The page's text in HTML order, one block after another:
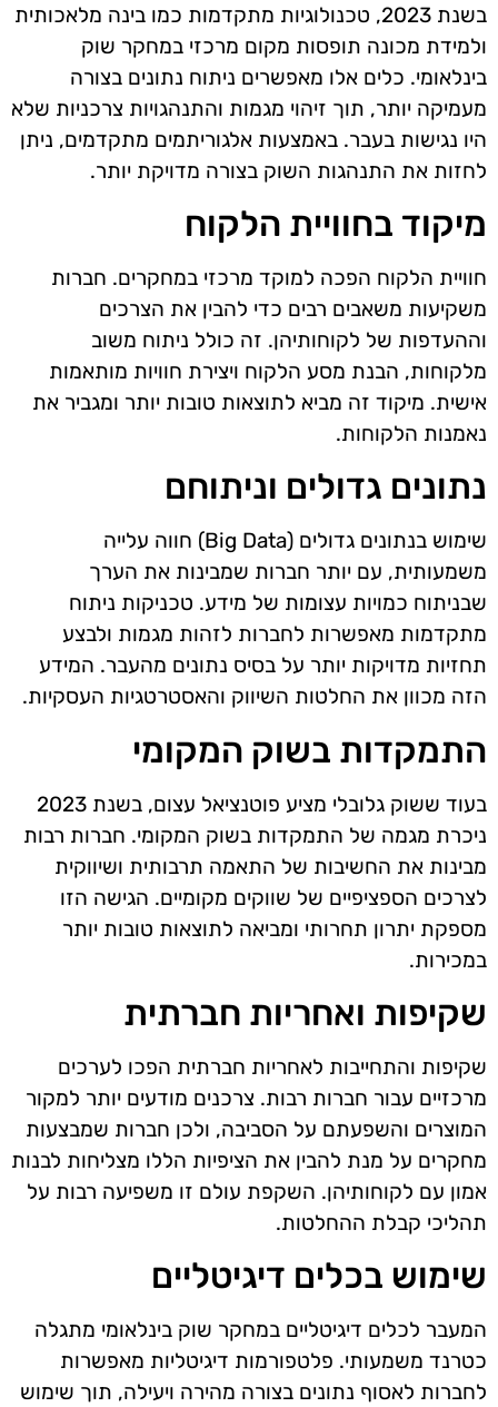
בשנת 2023, טכנולוגיות מתקדמות כמו בינה מלאכותית
ולמידת מכונה תופסות מקום מרכזי במחקר שוק
בינלאומי. כלים אלו מאפשרים ניתוח נתונים בצורה
מעמיקה יותר, תוך זיהוי מגמות והתנהגויות צרכניות שלא
היו נגישות בעבר. באמצעות אלגוריתמים מתקדמים, ניתן
לחזות את התנהגות השוק בצורה מדויקת יותר.
מיקוד בחוויית הלקוח
חוויית הלקוח הפכה למוקד מרכזי במחקרים. חברות
משקיעות משאבים רבים כדי להבין את הצרכים
וההעדפות של לקוחותיהן. זה כולל ניתוח משוב
מלקוחות, הבנת מסע הלקוח ויצירת חוויות מותאמות
אישית. מיקוד זה מביא לתוצאות טובות יותר ומגביר את
נאמנות הלקוחות.
נתונים גדולים וניתוחם
שימוש בנתונים גדולים (Big Data) חווה עלייה
משמעותית, עם יותר חברות שמבינות את הערך
שבניתוח כמויות עצומות של מידע. טכניקות ניתוח
מתקדמות מאפשרות לחברות לזהות מגמות ולבצע
תחזיות מדויקות יותר על בסיס נתונים מהעבר. המידע
הזה מכוון את החלטות השיווק והאסטרטגיות העסקיות.
התמקדות בשוק המקומי
בעוד ששוק גלובלי מציע פוטנציאל עצום, בשנת 2023
ניכרת מגמה של התמקדות בשוק המקומי. חברות רבות
מבינות את החשיבות של התאמה תרבותית ושיווקית
לצרכים הספציפיים של שווקים מקומיים. הגישה הזו
מספקת יתרון תחרותי ומביאה לתוצאות טובות יותר
במכירות.
שקיפות ואחריות חברתית
שקיפות והתחייבות לאחריות חברתית הפכו לערכים
מרכזיים עבור חברות רבות. צרכנים מודעים יותר למקור
המוצרים והשפעתם על הסביבה, ולכן חברות שמבצעות
מחקרים על מנת להבין את הציפיות הללו מצליחות לבנות
אמון עם לקוחותיהן. השקפת עולם זו משפיעה רבות על
תהליכי קבלת ההחלטות.
שימוש בכלים דיגיטליים
המעבר לכלים דיגיטליים במחקר שוק בינלאומי מתגלה
כטרנד משמעותי. פלטפורמות דיגיטליות מאפשרות
לחברות לאסוף נתונים בצורה מהירה ויעילה, תוך שימוש